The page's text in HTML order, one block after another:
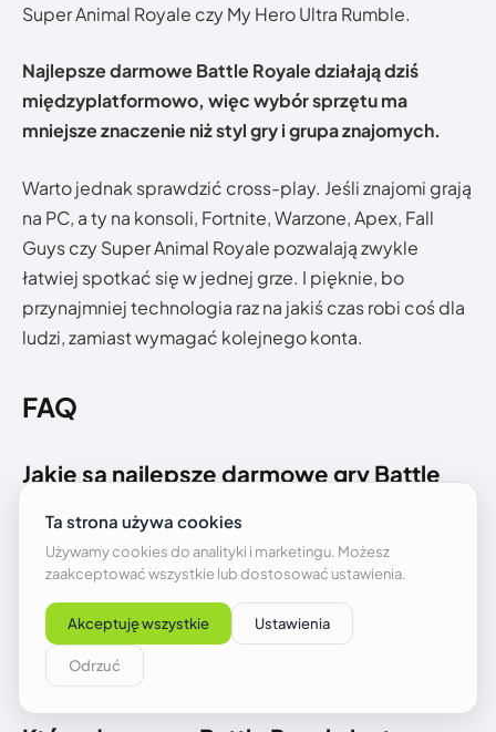
Super Animal Royale czy My Hero Ultra Rumble.
Najlepsze darmowe Battle Royale działają dziś
międzyplatformowo, więc wybór sprzętu ma
mniejsze znaczenie niż styl gry i grupa znajomych.
Warto jednak sprawdzić cross-play. Jeśli znajomi grają
na PC, a ty na konsoli, Fortnite, Warzone, Apex, Fall
Guys czy Super Animal Royale pozwalają zwykle
łatwiej spotkać się w jednej grze. I pięknie, bo
przynajmniej technologia raz na jakiś czas robi coś dla
ludzi, zamiast wymagać kolejnego konta.
FAQ
Jakie są najlepsze darmowe gry Battle
Najlepsze darmowe Battle Royale to Fortnite, Apex
Legends, Call of Duty: Warzone, PUBG: Battlegrounds,
Battlefield REDSEC, Naraka: Bladepoint, Fall Guys, My
Hero Ultra Rumble, Super Animal Royale i CRSED:
Cuisine Royale.